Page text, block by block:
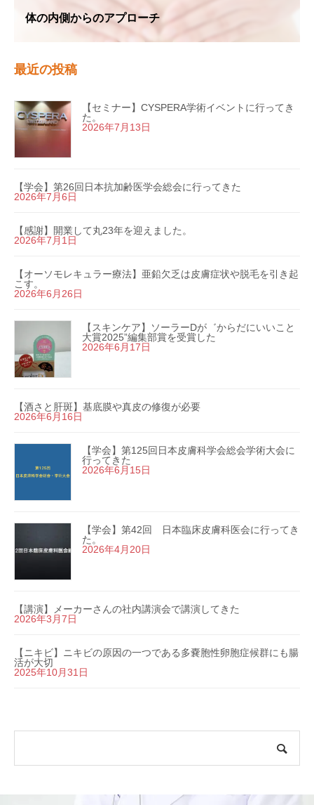
体の内側からのアプローチ
最近の投稿
【セミナー】CYSPERA学術イベントに行ってき
た。
2026年7月13日
【学会】第26回日本抗加齢医学会総会に行ってきた
2026年7月6日
【感謝】開業して丸23年を迎えました。
2026年7月1日
【オーソモレキュラー療法】亜鉛欠乏は皮膚症状や脱毛を引き起
こす。
2026年6月26日
【スキンケア】ソーラーDが゛からだにいいこと
大賞2025”編集部賞を受賞した
2026年6月17日
【酒さと肝斑】基底膜や真皮の修復が必要
2026年6月16日
【学会】第125回日本皮膚科学会総会学術大会に
行ってきた
2026年6月15日
【学会】第42回 日本臨床皮膚科医会に行ってき
た。
2026年4月20日
【講演】メーカーさんの社内講演会で講演してきた
2026年3月7日
【ニキビ】ニキビの原因の一つである多嚢胞性卵胞症候群にも腸
活が大切
2025年10月31日